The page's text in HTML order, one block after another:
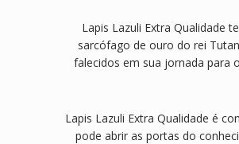
Lapis Lazuli Extra Qualidade
sarcófago de ouro do rei
falecidos em sua jornada para
Lapis Lazuli Extra Qualidade é
pode abrir as portas do